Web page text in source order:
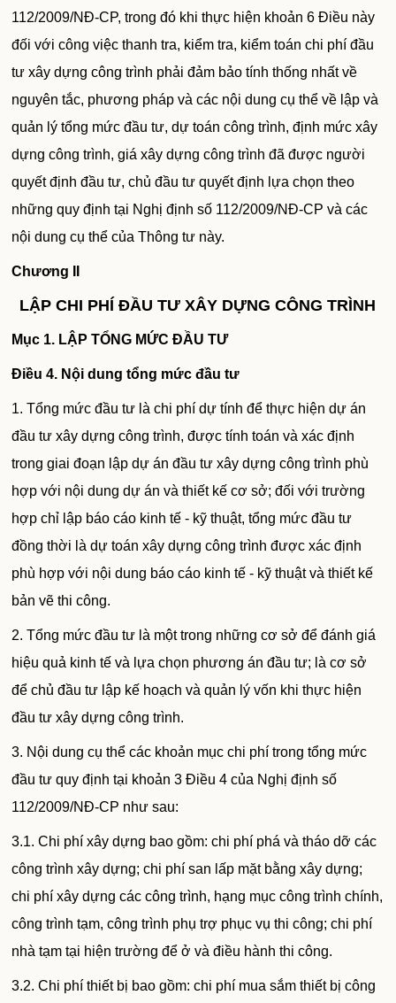
112/2009/NĐ-CP, trong đó khi thực hiện khoản 6 Điều này
đối với công việc thanh tra, kiểm tra, kiểm toán chi phí đầu
tư xây dựng công trình phải đảm bảo tính thống nhất về
nguyên tắc, phương pháp và các nội dung cụ thể về lập và
quản lý tổng mức đầu tư, dự toán công trình, định mức xây
dựng công trình, giá xây dựng công trình đã được người
quyết định đầu tư, chủ đầu tư quyết định lựa chọn theo
những quy định tại Nghị định số 112/2009/NĐ-CP và các
nội dung cụ thể của Thông tư này.
Chương II
LẬP CHI PHÍ ĐẦU TƯ XÂY DỰNG CÔNG TRÌNH
Mục 1. LẬP TỔNG MỨC ĐẦU TƯ
Điều 4. Nội dung tổng mức đầu tư
1. Tổng mức đầu tư là chi phí dự tính để thực hiện dự án
đầu tư xây dựng công trình, được tính toán và xác định
trong giai đoạn lập dự án đầu tư xây dựng công trình phù
hợp với nội dung dự án và thiết kế cơ sở; đối với trường
hợp chỉ lập báo cáo kinh tế - kỹ thuật, tổng mức đầu tư
đồng thời là dự toán xây dựng công trình được xác định
phù hợp với nội dung báo cáo kinh tế - kỹ thuật và thiết kế
bản vẽ thi công.
2. Tổng mức đầu tư là một trong những cơ sở để đánh giá
hiệu quả kinh tế và lựa chọn phương án đầu tư; là cơ sở
để chủ đầu tư lập kế hoạch và quản lý vốn khi thực hiện
đầu tư xây dựng công trình.
3. Nội dung cụ thể các khoản mục chi phí trong tổng mức
đầu tư quy định tại khoản 3 Điều 4 của Nghị định số
112/2009/NĐ-CP như sau:
3.1. Chi phí xây dựng bao gồm: chi phí phá và tháo dỡ các
công trình xây dựng; chi phí san lấp mặt bằng xây dựng;
chi phí xây dựng các công trình, hạng mục công trình chính,
công trình tạm, công trình phụ trợ phục vụ thi công; chi phí
nhà tạm tại hiện trường để ở và điều hành thi công.
3.2. Chi phí thiết bị bao gồm: chi phí mua sắm thiết bị công